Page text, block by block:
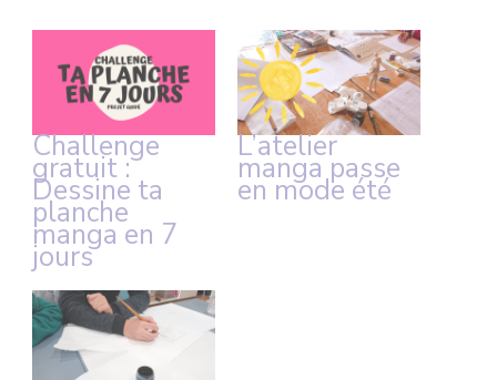
Challenge
gratuit :
Dessine ta
planche
manga en 7
jours
L’atelier
manga passe
en mode été